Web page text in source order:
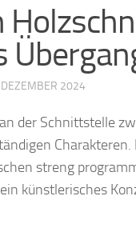
DEZEMBER 2024
der Schnittstelle
streng
künstlerisches